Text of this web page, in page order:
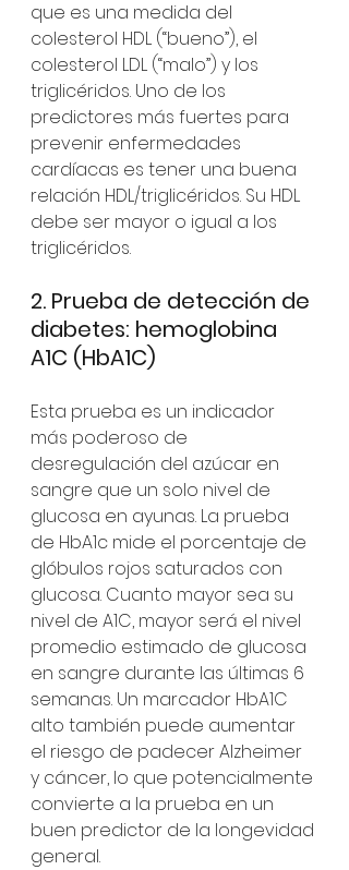
que es una medida del
colesterol HDL (“bueno”), el
colesterol LDL (“malo”) y los
triglicéridos. Uno de los
predictores más fuertes para
prevenir enfermedades
cardíacas es tener una buena
relación HDL/triglicéridos. Su HDL
debe ser mayor o igual a los
triglicéridos.
2. Prueba de detección de
diabetes: hemoglobina
A1C (HbA1C)
Esta prueba es un indicador
más poderoso de
desregulación del azúcar en
sangre que un solo nivel de
glucosa en ayunas. La prueba
de HbA1c mide el porcentaje de
glóbulos rojos saturados con
glucosa. Cuanto mayor sea su
nivel de A1C, mayor será el nivel
promedio estimado de glucosa
en sangre durante las últimas 6
semanas. Un marcador HbA1C
alto también puede aumentar
el riesgo de padecer Alzheimer
y cáncer, lo que potencialmente
convierte a la prueba en un
buen predictor de la longevidad
general.